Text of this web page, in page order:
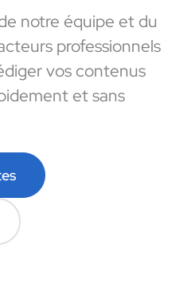
notre équipe et du
professionnels
vos contenus
et sans